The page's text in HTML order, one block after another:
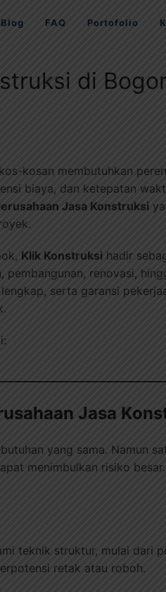
Blog FAQ Portofolio
di
kosan membutuhkan
biaya, dan ketepatan
Jasa Konstruksi
Klik Konstruksi hadir
renovasi,
serta garansi
Jasa
yang sama. Namun
menimbulkan risiko
teknik struktur, mulai dari
retak atau roboh.